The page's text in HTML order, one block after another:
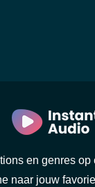
en genres op
naar jouw